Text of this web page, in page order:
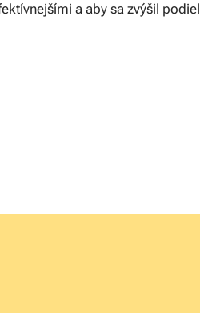
a aby sa zvýšil podiel